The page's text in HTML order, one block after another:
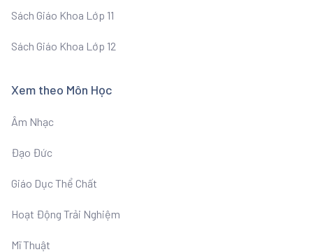
Sách Giáo Khoa Lớp 11
Sách Giáo Khoa Lớp 12
Xem theo Môn Học
Âm Nhạc
Đạo Đức
Giáo Dục Thể Chất
Hoạt Động Trải Nghiệm
Mĩ Thuật